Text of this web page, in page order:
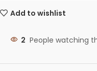
Add to wishlist
2 People watching